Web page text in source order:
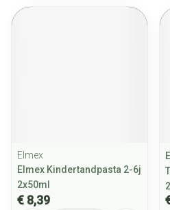
Elmex
Elmex Kindertandpasta 2-6j
2x50ml
€ 8,39